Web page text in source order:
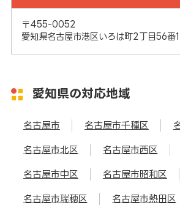
〒455-0052
愛知県名古屋市港区いろは町2丁目56番1
愛知県の対応地域
名古屋市 名古屋市千種区
名古屋市北区 名古屋市西区
名古屋市中区 名古屋市昭和区
名古屋市瑞穂区 名古屋市熱田区